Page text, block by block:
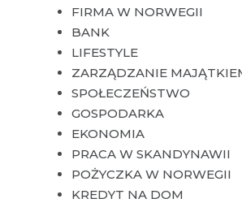
FIRMA W NORWEGII
BANK
LIFESTYLE
ZARZĄDZANIE
SPOŁECZEŃSTWO
GOSPODARKA
EKONOMIA
PRACA W SKANDYNAWII
POŻYCZKA W NORWEGII
KREDYT NA DOM